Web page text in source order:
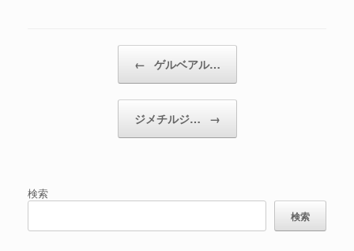
← ゲルベアル…
ジメチルジ… →
検索
検索